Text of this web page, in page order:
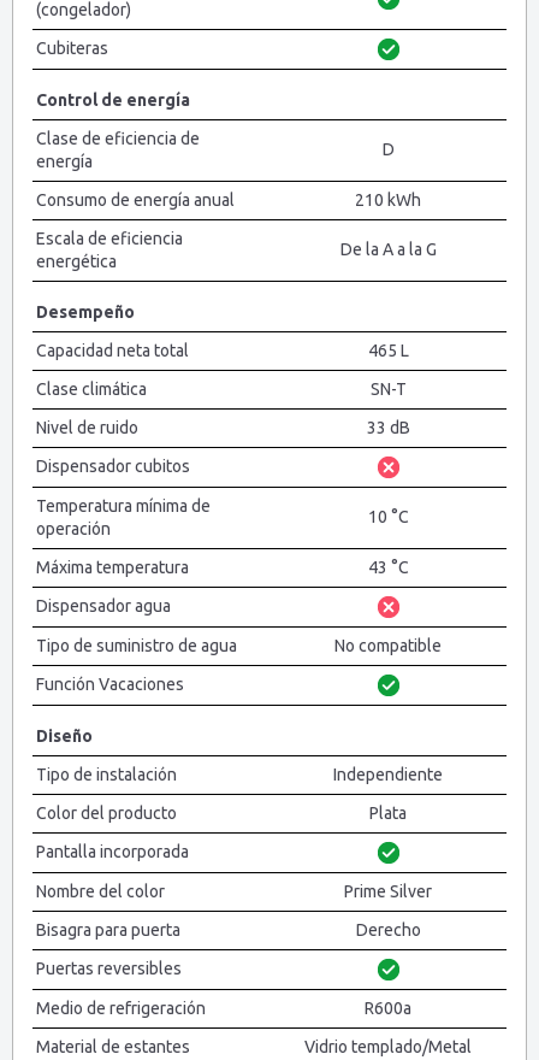
(congelador)
Cubiteras
Control de energía
Clase de eficiencia de
energía
D
Consumo de energía anual
210 kWh
Escala de eficiencia
energética
De la A a la G
Desempeño
Capacidad neta total
465 L
Clase climática
SN-T
Nivel de ruido
33 dB
Dispensador cubitos
Temperatura mínima de
operación
10 °C
Máxima temperatura
43 °C
Dispensador agua
Tipo de suministro de agua
No compatible
Función Vacaciones
Diseño
Tipo de instalación
Independiente
Color del producto
Plata
Pantalla incorporada
Nombre del color
Prime Silver
Bisagra para puerta
Derecho
Puertas reversibles
Medio de refrigeración
R600a
Material de estantes
Vidrio templado/Metal